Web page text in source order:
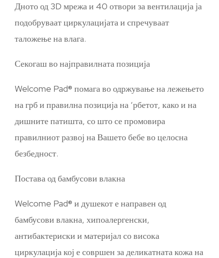
Дното од 3D мрежа и 40 отвори за вентилација ја
подобруваат циркулацијата и спречуваат
таложење на влага.
Секогаш во најправилната позиција
Welcome Pad® помага во одржување на лежењето
на грб и правилна позиција на ‘рбетот, како и на
дишните патишта, со што се промовира
правилниот развој на Вашето бебе во целосна
безбедност.
Постава од бамбусови влакна
Welcome Pad® и душекот е направен од
бамбусови влакна, хипоалергенски,
антибактериски и материјал со висока
циркулација кој е совршен за деликатната кожа на